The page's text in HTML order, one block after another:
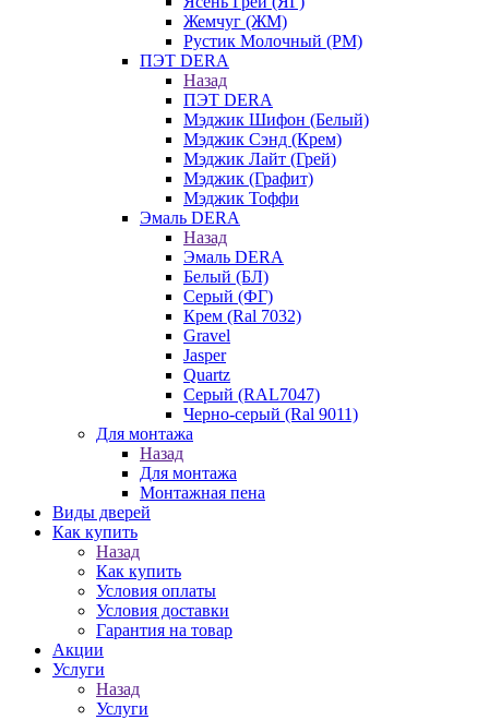
Жемчуг (ЖМ)
Рустик Молочный (РМ)
ПЭТ DERA
Назад
ПЭТ DERA
Мэджик Шифон (Белый)
Мэджик Сэнд (Крем)
Мэджик Лайт (Грей)
Мэджик (Графит)
Мэджик Тоффи
Эмаль DERA
Назад
Эмаль DERA
Белый (БЛ)
Серый (ФГ)
Крем (Ral 7032)
Gravel
Jasper
Quartz
Серый (RAL7047)
Черно-серый (Ral 9011)
Для монтажа
Назад
Для монтажа
Монтажная пена
Виды дверей
Как купить
Назад
Как купить
Условия оплаты
Условия доставки
Гарантия на товар
Акции
Услуги
Назад
Услуги